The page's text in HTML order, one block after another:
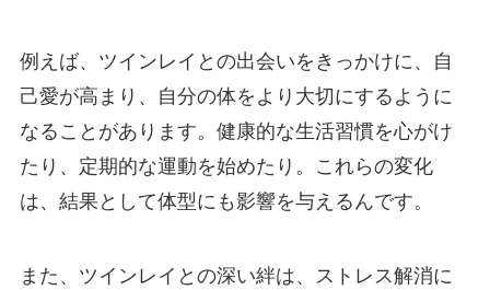
例えば、ツインレイとの出会いをきっかけに、自
己愛が高まり、自分の体をより大切にするように
なることがあります。健康的な生活習慣を心がけ
たり、定期的な運動を始めたり。これらの変化
は、結果として体型にも影響を与えるんです。
また、ツインレイとの深い絆は、ストレス解消に